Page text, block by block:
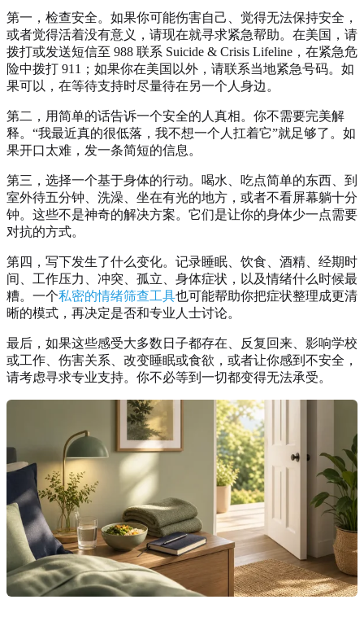
第一，检查安全。如果你可能伤害自己、觉得无法保持安全，
或者觉得活着没有意义，请现在就寻求紧急帮助。在美国，请
拨打或发送短信至 988 联系 Suicide & Crisis Lifeline，在紧急危
险中拨打 911；如果你在美国以外，请联系当地紧急号码。如
果可以，在等待支持时尽量待在另一个人身边。
第二，用简单的话告诉一个安全的人真相。你不需要完美解
释。“我最近真的很低落，我不想一个人扛着它”就足够了。如
果开口太难，发一条简短的信息。
第三，选择一个基于身体的行动。喝水、吃点简单的东西、到
室外待五分钟、洗澡、坐在有光的地方，或者不看屏幕躺十分
钟。这些不是神奇的解决方案。它们是让你的身体少一点需要
对抗的方式。
第四，写下发生了什么变化。记录睡眠、饮食、酒精、经期时
间、工作压力、冲突、孤立、身体症状，以及情绪什么时候最
糟。一个私密的情绪筛查工具也可能帮助你把症状整理成更清
晰的模式，再决定是否和专业人士讨论。
最后，如果这些感受大多数日子都存在、反复回来、影响学校
或工作、伤害关系、改变睡眠或食欲，或者让你感到不安全，
请考虑寻求专业支持。你不必等到一切都变得无法承受。